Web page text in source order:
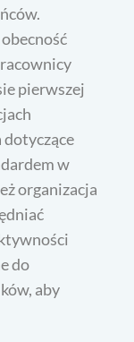
pierwszej
dotyczące
w
organizacja
do
aby